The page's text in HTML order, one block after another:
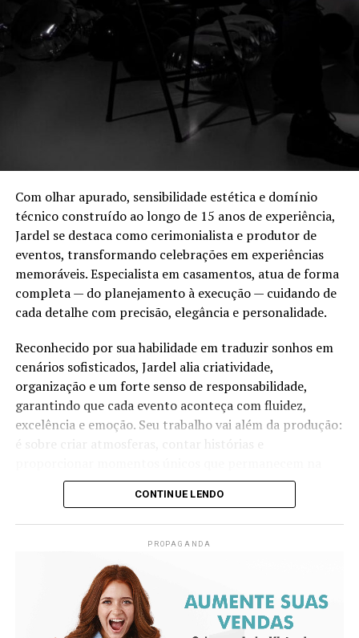
Com olhar apurado, sensibilidade estética e domínio
técnico construído ao longo de 15 anos de experiência,
Jardel se destaca como cerimonialista e produtor de
eventos, transformando celebrações em experiências
memoráveis. Especialista em casamentos, atua de forma
completa — do planejamento à execução — cuidando de
cada detalhe com precisão, elegância e personalidade.
Reconhecido por sua habilidade em traduzir sonhos em
cenários sofisticados, Jardel alia criatividade,
organização e um forte senso de responsabilidade,
garantindo que cada evento aconteça com fluidez,
excelência e emoção. Seu trabalho vai além da produção:
é sobre criar atmosferas, contar histórias e
memória de todos os envolvidos.
corporativos, sempre imprimindo identidade, estilo e
CONTINUE LENDO
PROPAGANDA